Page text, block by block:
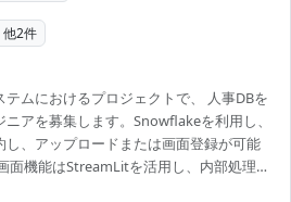
他2件
ムにおけるプロジェクトで、 人事DBを
アを募集します。Snowflakeを利用し、
、アップロードまたは画面登録が可能
面機能はStreamLitを活用し、内部処理は